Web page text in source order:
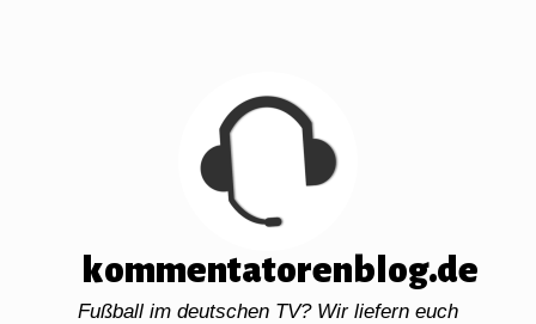
kommentatorenblog.de
Fußball im deutschen TV? Wir liefern euch